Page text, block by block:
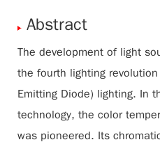
Abstract
The development of light
the fourth lighting revolution
Emitting Diode) lighting. In
technology, the color
was pioneered. Its